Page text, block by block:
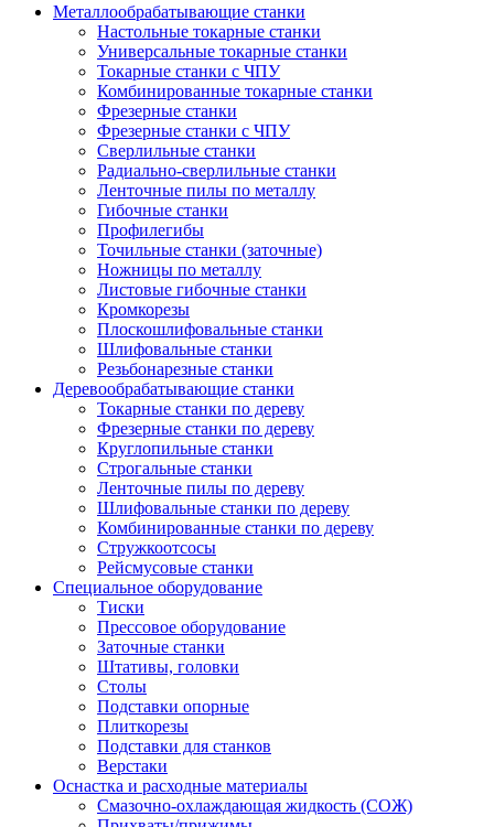
Металлообрабатывающие станки
Настольные токарные станки
Универсальные токарные станки
Токарные станки с ЧПУ
Комбинированные токарные станки
Фрезерные станки
Фрезерные станки с ЧПУ
Сверлильные станки
Радиально-сверлильные станки
Ленточные пилы по металлу
Гибочные станки
Профилегибы
Точильные станки (заточные)
Ножницы по металлу
Листовые гибочные станки
Кромкорезы
Плоскошлифовальные станки
Шлифовальные станки
Резьбонарезные станки
Деревообрабатывающие станки
Токарные станки по дереву
Фрезерные станки по дереву
Круглопильные станки
Строгальные станки
Ленточные пилы по дереву
Шлифовальные станки по дереву
Комбинированные станки по дереву
Стружкоотсосы
Рейсмусовые станки
Специальное оборудование
Тиски
Прессовое оборудование
Заточные станки
Штативы, головки
Столы
Подставки опорные
Плиткорезы
Подставки для станков
Верстаки
Оснастка и расходные материалы
Смазочно-охлаждающая жидкость (СОЖ)